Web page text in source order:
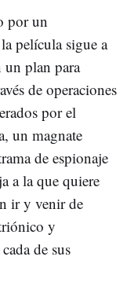
por un
película sigue a
un plan para
de operaciones
por el
un magnate
de espionaje
a la que quiere
ir y venir de
y
de sus